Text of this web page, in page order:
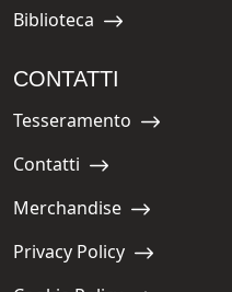
Navigate to:
Biblioteca
CONTATTI
Navigate to:
Tesseramento
Navigate to:
Contatti
Navigate to:
Merchandise
Navigate to:
Privacy Policy